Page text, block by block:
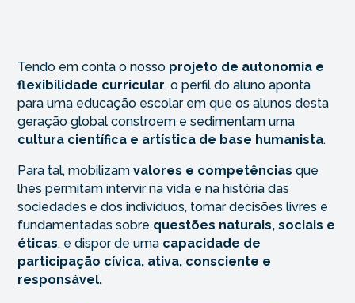
Tendo em conta o nosso projeto de autonomia e
flexibilidade curricular, o perfil do aluno aponta
para uma educação escolar em que os alunos desta
geração global constroem e sedimentam uma
cultura científica e artística de base humanista.
Para tal, mobilizamvalores e competências que
lhes permitam intervir na vida e na história das
sociedades e dos indivíduos, tomar decisões livres e
fundamentadas sobre questões naturais, sociais e
éticas, e dispor de uma capacidade de
participação cívica, ativa, consciente e
responsável.